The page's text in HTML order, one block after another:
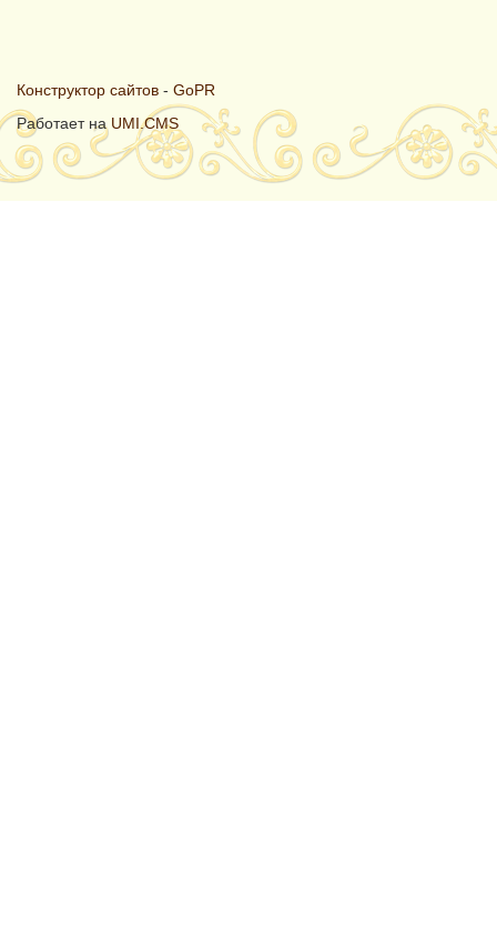
Конструктор сайтов - GoPR
Работает на UMI.CMS